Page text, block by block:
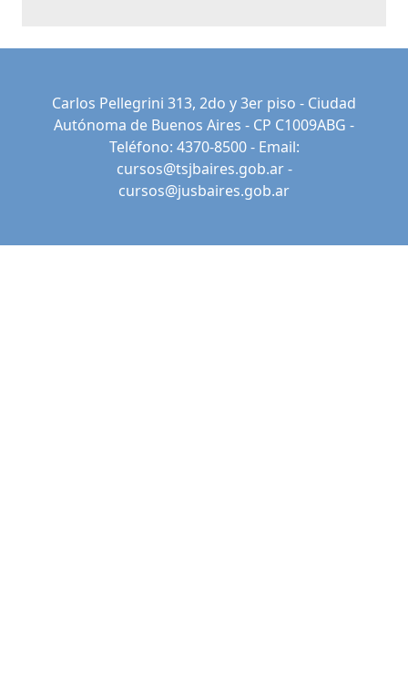
Carlos Pellegrini 313, 2do y 3er piso - Ciudad
Autónoma de Buenos Aires - CP C1009ABG -
Teléfono: 4370-8500 - Email:
cursos@tsjbaires.gob.ar-
cursos@jusbaires.gob.ar